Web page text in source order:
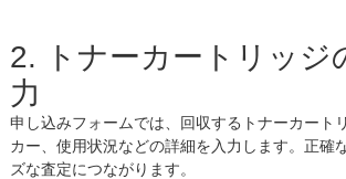
2. トナーカートリッジ
力
申し込みフォームでは、回収するトナーカート
カー、使用状況などの詳細を入力します。正確
ズな査定につながります。